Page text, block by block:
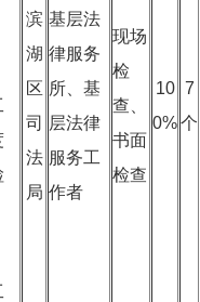
滨
湖
区
司
法
局
基层法
律服务
所、基
层法律
服务工
作者
现场
检
查、
书面
检查
10
0%
7
个